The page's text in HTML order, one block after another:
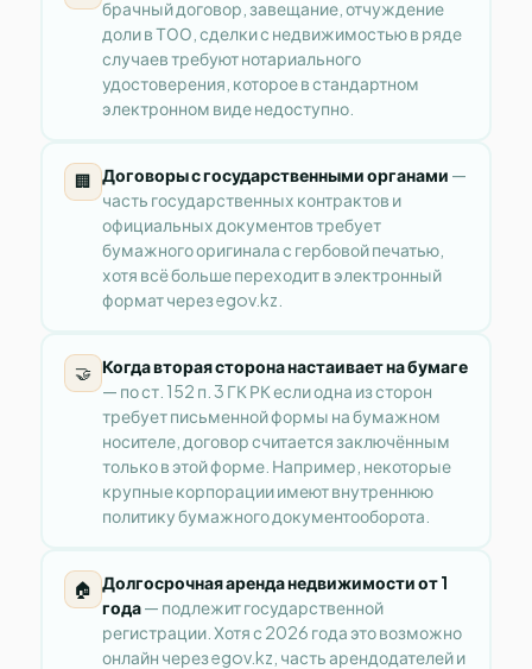
брачный договор, завещание, отчуждение
доли в ТОО, сделки с недвижимостью в ряде
случаев требуют нотариального
удостоверения, которое в стандартном
электронном виде недоступно.
🏢 Договоры с государственными органами —
часть государственных контрактов и
официальных документов требует
бумажного оригинала с гербовой печатью,
хотя всё больше переходит в электронный
формат через egov.kz.
🤝 Когда вторая сторона настаивает на бумаге
— по ст. 152 п. 3 ГК РК если одна из сторон
требует письменной формы на бумажном
носителе, договор считается заключённым
только в этой форме. Например, некоторые
крупные корпорации имеют внутреннюю
политику бумажного документооборота.
🏠 Долгосрочная аренда недвижимости от 1
года— подлежит государственной
регистрации. Хотя с 2026 года это возможно
онлайн через egov.kz, часть арендодателей и